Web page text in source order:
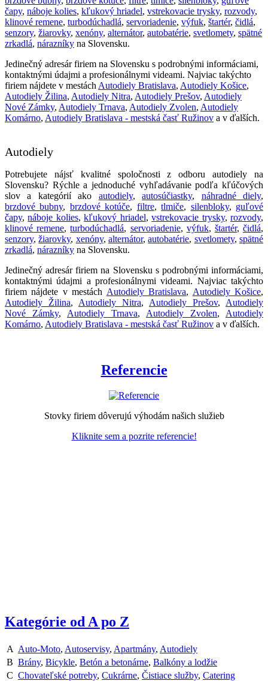
čapy, náboje kolies, kľukový hriadel, vstrekovacie trysky, rozvody,
klinové remene, turbodúchadlá, servoriadenie, výfuk, štartér, čidlá,
senzory, žiarovky, xenóny, alternátor, autobatérie, svetlomety, spätné
zrkadlá, nárazníky na Slovensku.
Jedinečný adresár firiem na Slovensku s podrobnými informáciami,
kontaktnými údajmi a profesionálnymi videami. Najviac takýchto
firiem nájdete v mestách Autodiely Bratislava, Autodiely Košice,
Autodiely Žilina, Autodiely Nitra, Autodiely Prešov, Autodiely
Nové Zámky, Autodiely Trnava, Autodiely Zvolen, Autodiely
Komárno, Autodiely Bratislava - mestská časť Ružinov a v ďalších.
Autodiely
Potrebujete nájsť kvalitné spoločnosti z odboru autodiely na
Slovensku? Rýchle a jednoduché vyhľadávanie podľa kľúčových
slov a kategórií ako autodiely,autosúčiastky, náhradné diely,
brzdové bubny, brzdové kotúče, filtre,tlmiče, silenbloky, guľové
čapy,náboje kolies,kľukový hriadel,vstrekovacie trysky,rozvody,
klinové remene,turbodúchadlá, servoriadenie, výfuk, štartér,čidlá,
senzory,žiarovky, xenóny,alternátor,autobatérie, svetlomety,spätné
zrkadlá, nárazníky na Slovensku.
Jedinečný adresár firiem na Slovensku s podrobnými informáciami,
kontaktnými údajmi a profesionálnymi videami. Najviac takýchto
firiem nájdete v mestách Autodiely Bratislava, Autodiely Košice,
Autodiely Žilina, Autodiely Nitra, Autodiely Prešov, Autodiely
Nové Zámky, Autodiely Trnava, Autodiely Zvolen, Autodiely
Komárno, Autodiely Bratislava - mestská časť Ružinov a v ďalších.
Referencie
Stovky firiem dôverujú výhodám našich služieb
Kliknite sem a pozrite referencie!
Kategórie od A po Z
A Auto-Moto, Autoservisy, Apartmány, Autodiely
B Brány, Bicykle, Betón a betonárne, Balkóny a lodžie
C Chovateľské potreby, Cukrárne, Čistiace služby, Catering